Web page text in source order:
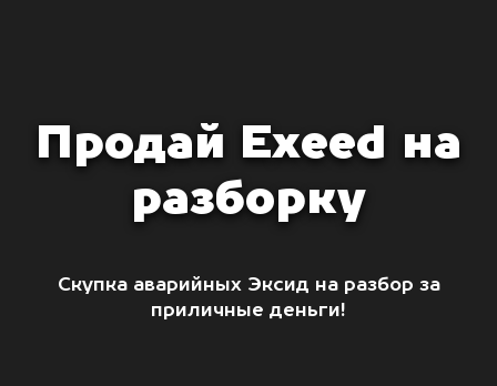
Продай Exeed на
разборку
Скупка аварийных Эксид на разбор за
приличные деньги!